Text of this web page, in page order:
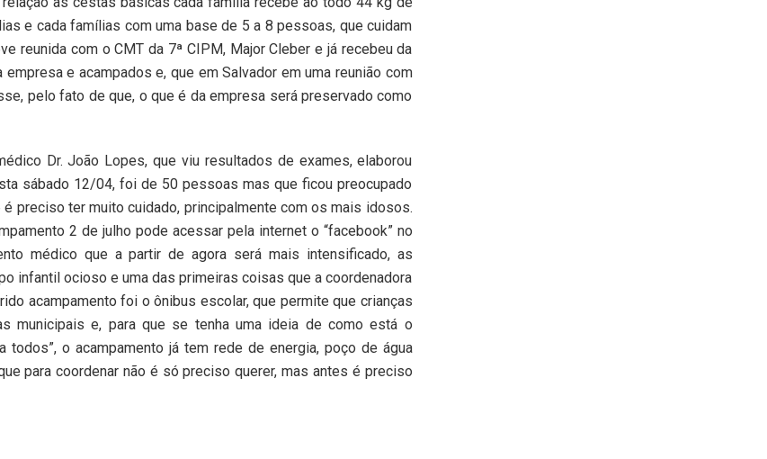
e cada famílias com uma base de 5 a 8 pessoas, que cuidam
reunida com o CMT da 7ª CIPM, Major Cleber e já recebeu da
empresa e acampados e, que em Salvador em uma reunião com
pelo fato de que, o que é da empresa será preservado como
Dr. João Lopes, que viu resultados de exames, elaborou
sábado 12/04, foi de 50 pessoas mas que ficou preocupado
preciso ter muito cuidado, principalmente com os mais idosos.
2 de julho pode acessar pela internet o “facebook” no
médico que a partir de agora será mais intensificado, as
infantil ocioso e uma das primeiras coisas que a coordenadora
acampamento foi o ônibus escolar, que permite que crianças
municipais e, para que se tenha uma ideia de como está o
todos”, o acampamento já tem rede de energia, poço de água
para coordenar não é só preciso querer, mas antes é preciso